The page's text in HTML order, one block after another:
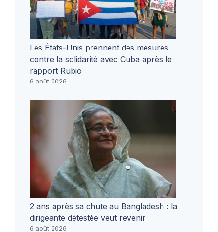
Les États-Unis prennent des mesures
contre la solidarité avec Cuba après le
rapport Rubio
6 août 2026
2 ans après sa chute au Bangladesh : la
dirigeante détestée veut revenir
6 août 2026